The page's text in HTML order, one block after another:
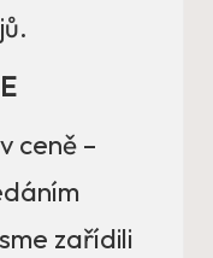
v ceně –
zařídili